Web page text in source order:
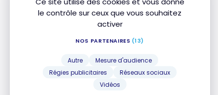
le contrôle sur ceux que vous souhaitez
activer
NOS PARTENAIRES (13)
Autre
Mesure d'audience
Régies publicitaires
Réseaux sociaux
Vidéos